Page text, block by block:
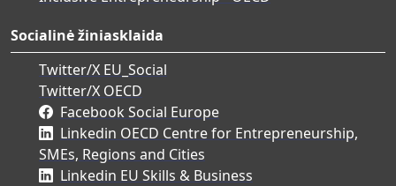
Socialinė žiniasklaida
Twitter/X EU_Social
Twitter/X OECD
Facebook Social Europe
Linkedin OECD Centre for Entrepreneurship,
SMEs, Regions and Cities
Linkedin EU Skills & Business